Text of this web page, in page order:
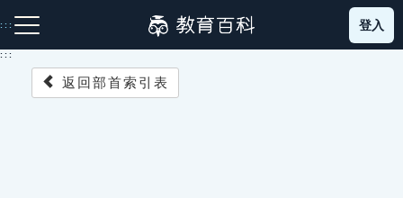
到
主
::: 登入
:::
返回部首索引表